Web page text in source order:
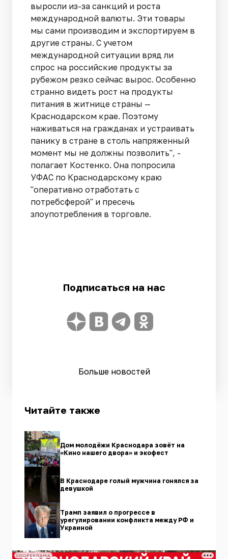
выросли из-за санкций и роста
международной валюты. Эти товары
мы сами производим и экспортируем в
другие страны. С учетом
международной ситуации вряд ли
спрос на российские продукты за
рубежом резко сейчас вырос. Особенно
странно видеть рост на продукты
питания в житнице страны —
Краснодарском крае. Поэтому
наживаться на гражданах и устраивать
панику в стране в столь напряженный
момент мы не должны позволить", -
полагает Костенко. Она попросила
УФАС по Краснодарскому краю
"оперативно отработать с
потребсферой" и пресечь
злоупотребления в торговле.
Подписаться на нас
Больше новостей
Читайте также
Дом молодёжи Краснодара зовёт на
«Кино нашего двора» и экофест
В Краснодаре голый мужчина гонялся за
девушкой
Трамп заявил о прогрессе в
урегулировании конфликта между РФ и
Украиной
СОЦРЕКЛАМА